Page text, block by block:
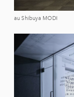
au Shibuya MODI